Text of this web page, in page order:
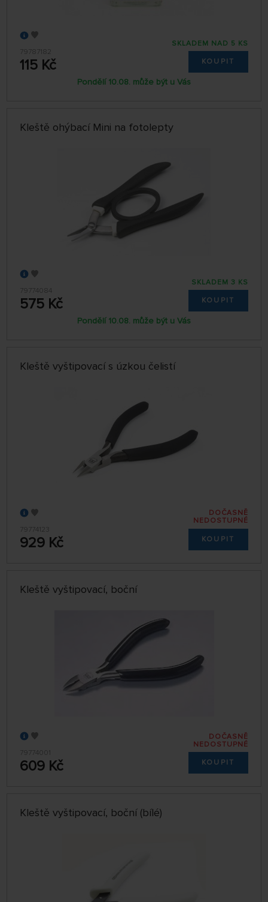
79787182
115 Kč
SKLADEM NAD 5 KS
KOUPIT
Pondělí 10.08. může být u Vás
Kleště ohýbací Mini na fotolepty
79774084
575 Kč
SKLADEM 3 KS
KOUPIT
Pondělí 10.08. může být u Vás
Kleště vyštipovací s úzkou čelistí
79774123
929 Kč
DOČASNĚ
NEDOSTUPNÉ
KOUPIT
Kleště vyštipovací, boční
79774001
609 Kč
DOČASNĚ
NEDOSTUPNÉ
KOUPIT
Kleště vyštipovací, boční (bílé)